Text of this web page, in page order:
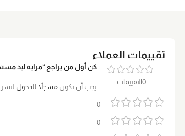
تقييمات العملاء
0التقييمات
0
0
كن أول من يراجع “مرايه ليد
يجب أن تكون مسجلاً للدخول لنشر